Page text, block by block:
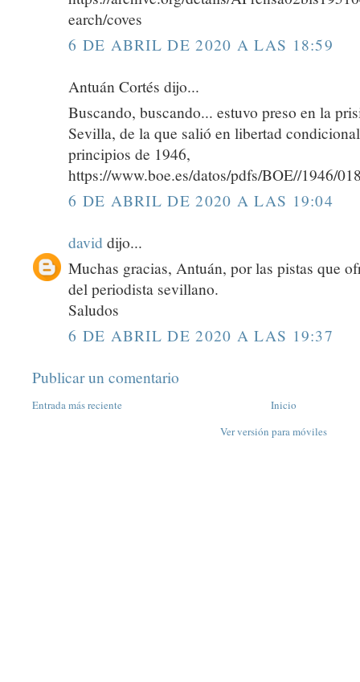
earch/coves
6 DE ABRIL DE 2020 A LAS 18:59
Antuán Cortés dijo...
Buscando, buscando... estuvo preso en la
Sevilla, de la que salió en libertad
principios de 1946,
https://www.boe.es/datos/pdfs/BOE//1946/
6 DE ABRIL DE 2020 A LAS 19:04
daviddijo...
Muchas gracias, Antuán, por las pistas que
del periodista sevillano.
Saludos
6 DE ABRIL DE 2020 A LAS 19:37
Publicar un comentario
Entrada más reciente
Inicio
Ver versión para móviles